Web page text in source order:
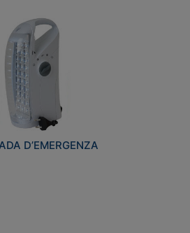
D’EMERGENZA